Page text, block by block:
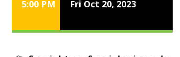
5:00 PM Fri Oct 20, 2023